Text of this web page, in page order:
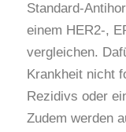
Standard-
einem HER2-,
vergleichen.
Krankheit nicht
Rezidivs oder
Zudem werden